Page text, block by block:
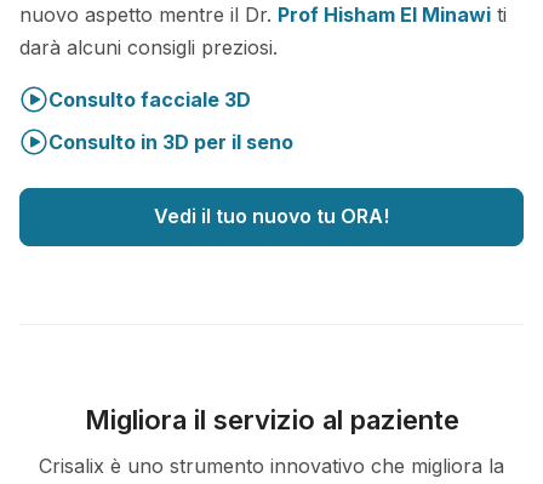
nuovo aspetto mentre il Dr. Prof Hisham El Minawi ti
darà alcuni consigli preziosi.
Consulto facciale 3D
Consulto in 3D per il seno
Vedi il tuo nuovo tu ORA!
Migliora il servizio al paziente
Crisalix è uno strumento innovativo che migliora la